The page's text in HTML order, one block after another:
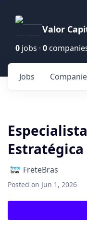
Valor
0 jobs · 0
Jobs
Estratégica
FreteBras
Posted on Jun 1, 2026